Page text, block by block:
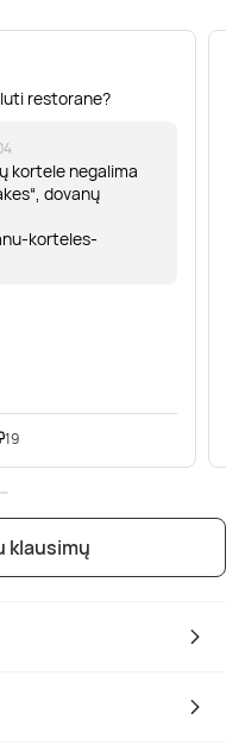
restorane?
kortele negalima
dovanų
korteles-
19
klausimų